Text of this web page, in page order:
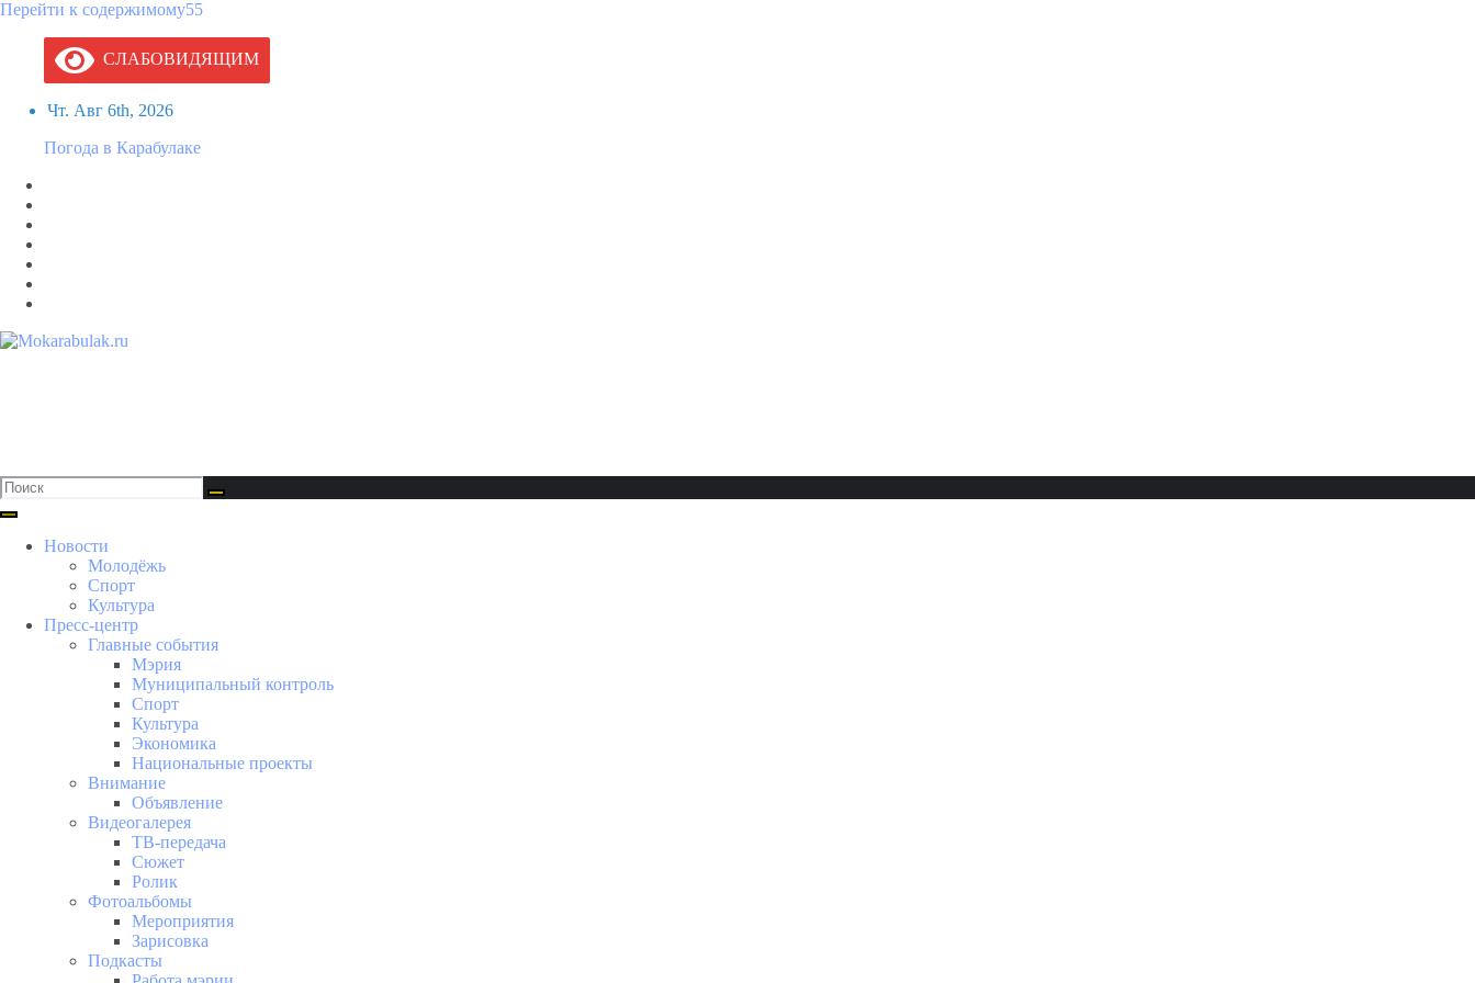
Перейти к содержимому55
СЛАБОВИДЯЩИМ
Чт. Авг 6th, 2026
Погода в Карабулаке
Новости
Молодёжь
Спорт
Культура
Пресс-центр
Главные события
Мэрия
Муниципальный контроль
Спорт
Культура
Экономика
Национальные проекты
Внимание
Объявление
Видеогалерея
ТВ-передача
Сюжет
Ролик
Фотоальбомы
Мероприятия
Зарисовка
Подкасты